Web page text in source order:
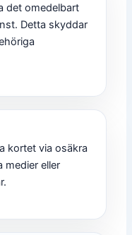
det omedelbart
Detta skyddar
kortet via osäkra
medier eller